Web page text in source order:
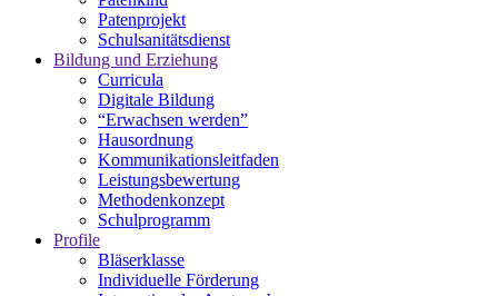
Patenprojekt
Schulsanitätsdienst
Bildung und Erziehung
Curricula
Digitale Bildung
“Erwachsen werden”
Hausordnung
Kommunikationsleitfaden
Leistungsbewertung
Methodenkonzept
Schulprogramm
Profile
Bläserklasse
Individuelle Förderung